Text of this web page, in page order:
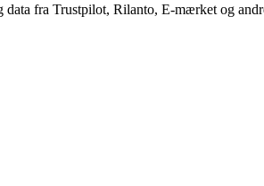
fra Trustpilot, Rilanto, E-mærket og